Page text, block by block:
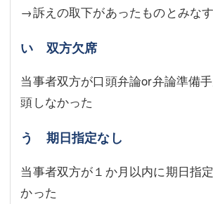
→訴えの取下があったものとみなす
い 双方欠席
当事者双方が口頭弁論or弁論準備
頭しなかった
う 期日指定なし
当事者双方が１か月以内に期日指
かった